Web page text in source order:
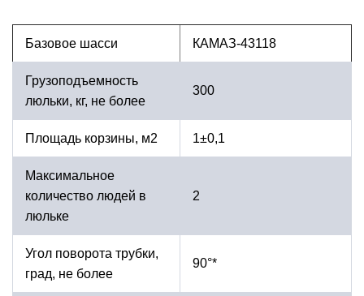
Базовое шасси КАМАЗ-43118
Грузоподъемность
люльки, кг, не более
300
Площадь корзины, м2 1±0,1
Максимальное
количество людей в
люльке
2
Угол поворота трубки,
град, не более
90°*